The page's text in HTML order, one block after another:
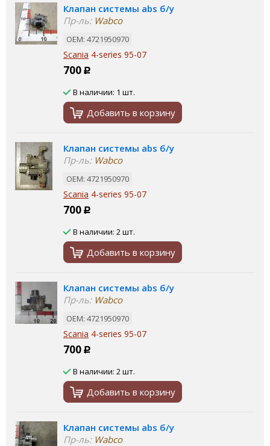
Клапан системы abs б/у
Пр-ль:Wabco
ОЕМ: 4721950970
Scania 4-series 95-07
700 Р
В наличии: 1 шт.
Добавить в корзину
Клапан системы abs б/у
Пр-ль:Wabco
ОЕМ: 4721950970
Scania 4-series 95-07
700 Р
В наличии: 2 шт.
Добавить в корзину
Клапан системы abs б/у
Пр-ль:Wabco
ОЕМ: 4721950970
Scania 4-series 95-07
700 Р
В наличии: 2 шт.
Добавить в корзину
Клапан системы abs б/у
Пр-ль:Wabco